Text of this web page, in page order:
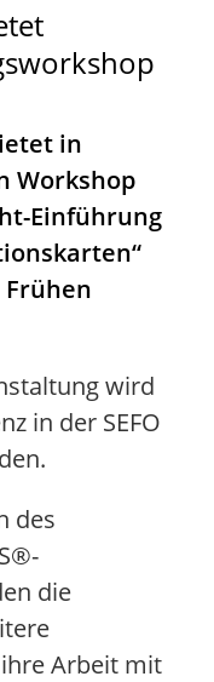
in
Workshop
Einführung
wird
in der SEFO
des
die
Arbeit mit